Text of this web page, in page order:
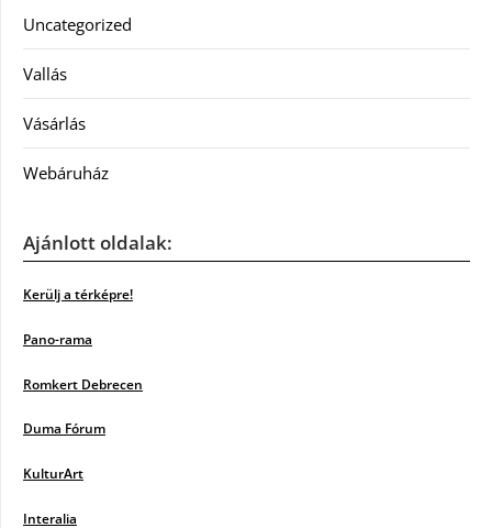
Uncategorized
Vallás
Vásárlás
Webáruház
Ajánlott oldalak:
Kerülj a térképre!
Pano-rama
Romkert Debrecen
Duma Fórum
KulturArt
Interalia